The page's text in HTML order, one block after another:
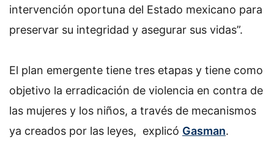
intervención oportuna del Estado mexicano para
preservar su integridad y asegurar sus vidas”.
El plan emergente tiene tres etapas y tiene como
objetivo la erradicación de violencia en contra de
las mujeres y los niños, a través de mecanismos
ya creados por las leyes, explicó Gasman.